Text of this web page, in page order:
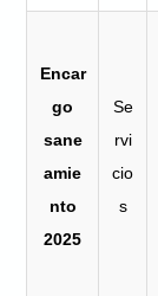
Encar
go
sane
amie
nto
2025
Se
rvi
cio
s